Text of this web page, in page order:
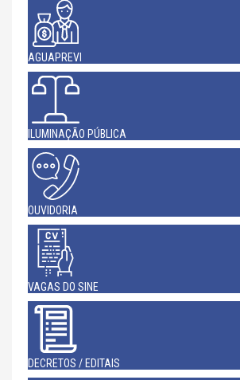
AGUAPREVI
ILUMINAÇÃO PÚBLICA
OUVIDORIA
VAGAS DO SINE
DECRETOS / EDITAIS